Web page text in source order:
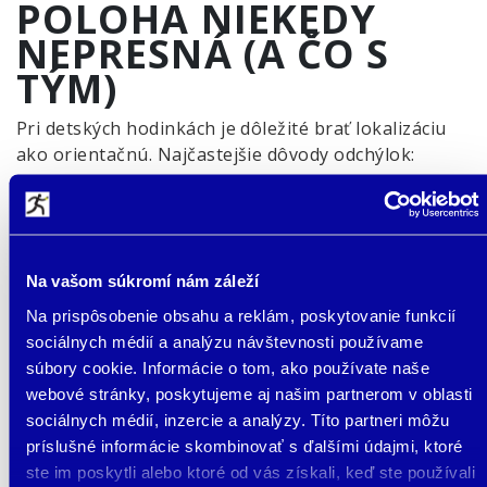
Na vašom súkromí nám záleží
Na prispôsobenie obsahu a reklám, poskytovanie funkcií
sociálnych médií a analýzu návštevnosti používame
súbory cookie. Informácie o tom, ako používate naše
webové stránky, poskytujeme aj našim partnerom v oblasti
sociálnych médií, inzercie a analýzy. Títo partneri môžu
príslušné informácie skombinovať s ďalšími údajmi, ktoré
ste im poskytli alebo ktoré od vás získali, keď ste používali
POLOHA NIEKEDY
NEPRESNÁ (A ČO S
TÝM)
Pri detských hodinkách je dôležité brať lokalizáciu
ako orientačnú. Najčastejšie dôvody odchýlok:
dieťa je vo vnútri budovy (škola, byt, obchodné centrum)
hustá zástavba a odrazy signálu
dočasne slabé pokrytie mobilnou sieťou (dáta)
Čo zvyčajne pomôže: skontrolovať, kedy bola poloha
naposledy aktualizovaná, a prípadne použiť
manuálne obnovenie polohy (ak ho model
podporuje). V praxi tiež pomáha počkať, kým je dieťa
vonku – GPS sa často spresní po chvíli na
otvorenom priestranstve.